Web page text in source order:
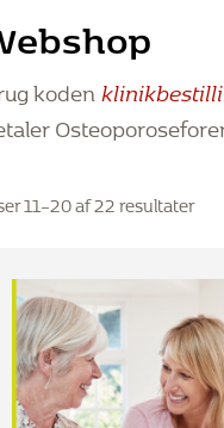
koden
11–20 af 22 resultater